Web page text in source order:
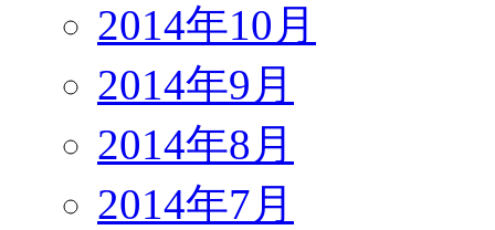
2014年10月
2014年9月
2014年8月
2014年7月